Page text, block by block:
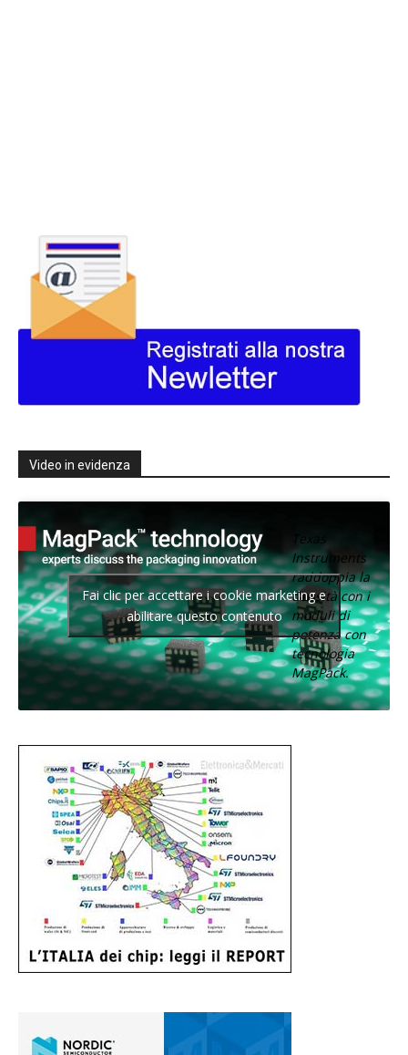
Video in evidenza
Texas
Instruments
raddoppia la
densità con i
moduli di
potenza con
tecnologia
MagPack.
Fai clic per accettare i cookie marketing e
abilitare questo contenuto